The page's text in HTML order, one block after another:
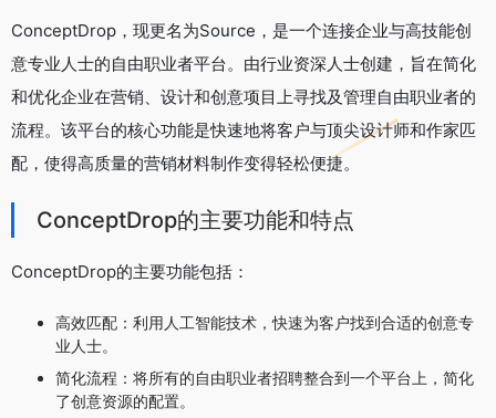
ConceptDrop，现更名为Source，是一个连接企业与高技能创
意专业人士的自由职业者平台。由行业资深人士创建，旨在简化
和优化企业在营销、设计和创意项目上寻找及管理自由职业者的
流程。该平台的核心功能是快速地将客户与顶尖设计师和作家匹
配，使得高质量的营销材料制作变得轻松便捷。
ConceptDrop的主要功能和特点
ConceptDrop的主要功能包括：
高效匹配：利用人工智能技术，快速为客户找到合适的创意专
业人士。
简化流程：将所有的自由职业者招聘整合到一个平台上，简化
了创意资源的配置。